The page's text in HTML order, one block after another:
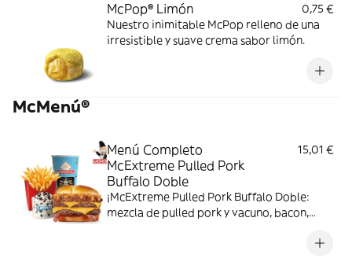
McPop® Limón
0,75 €
Nuestro inimitable McPop relleno de una
irresistible y suave crema sabor limón.
McMenú®
Menú Completo
McExtreme Pulled Pork
Buffalo Doble
15,01 €
¡McExtreme Pulled Pork Buffalo Doble:
mezcla de pulled pork y vacuno, bacon,